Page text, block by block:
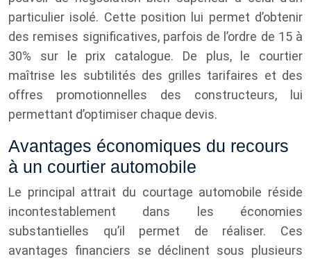
particulier isolé. Cette position lui permet d’obtenir
des remises significatives, parfois de l’ordre de 15 à
30% sur le prix catalogue. De plus, le courtier
maîtrise les subtilités des grilles tarifaires et des
offres promotionnelles des constructeurs, lui
permettant d’optimiser chaque devis.
Avantages économiques du recours
à un courtier automobile
Le principal attrait du courtage automobile réside
incontestablement dans les économies
substantielles qu’il permet de réaliser. Ces
avantages financiers se déclinent sous plusieurs